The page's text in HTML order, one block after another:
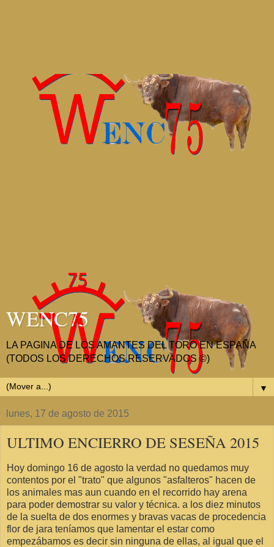
WENC75
LA PAGINA DE LOS AMANTES DEL TORO EN ESPAÑA
(TODOS LOS DERECHOS RESERVADOS ©)
▼
lunes, 17 de agosto de 2015
ULTIMO ENCIERRO DE SESEÑA 2015
Hoy domingo 16 de agosto la verdad no quedamos muy
contentos por el "trato" que algunos "asfalteros" hacen de
los animales mas aun cuando en el recorrido hay arena
para poder demostrar su valor y técnica. a los diez minutos
de la suelta de dos enormes y bravas vacas de procedencia
flor de jara teníamos que lamentar el estar como
empezábamos es decir sin ninguna de ellas, al igual que el